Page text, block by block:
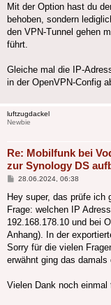
Mit der Option hast du
behoben, sondern
den VPN-Tunnel gehen
führt.
Gleiche mal die IP-
in der OpenVPN-Config
luftzugdackel
Newbie
Re: Mobilfunk bei
zur Synology DS
Beitrag
28.06.2024, 06:38
Hey super, das prüfe ich
Frage: welchen IP
192.168.178.10 und bei
Anhang). In der
Sorry für die vielen
erwähnt ging das
Vielen Dank noch einmal